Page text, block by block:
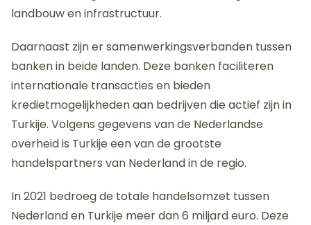
landbouw en infrastructuur.
Daarnaast zijn er samenwerkingsverbanden tussen
banken in beide landen. Deze banken faciliteren
internationale transacties en bieden
kredietmogelijkheden aan bedrijven die actief zijn in
Turkije. Volgens gegevens van de Nederlandse
overheid is Turkije een van de grootste
handelspartners van Nederland in de regio.
In 2021 bedroeg de totale handelsomzet tussen
Nederland en Turkije meer dan 6 miljard euro. Deze